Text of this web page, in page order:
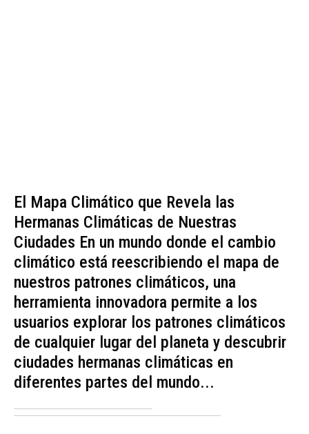
El Mapa Climático que Revela las
Hermanas Climáticas de Nuestras
Ciudades En un mundo donde el cambio
climático está reescribiendo el mapa de
nuestros patrones climáticos, una
herramienta innovadora permite a los
usuarios explorar los patrones climáticos
de cualquier lugar del planeta y descubrir
ciudades hermanas climáticas en
diferentes partes del mundo...